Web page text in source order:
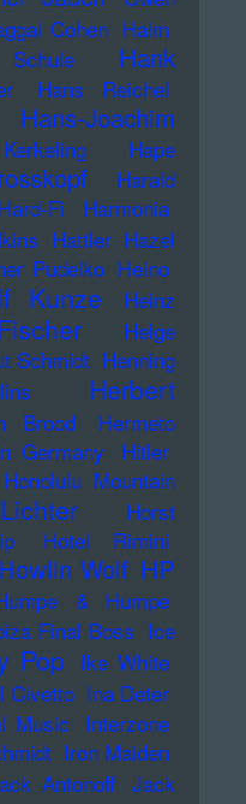
Cohen Haim
Hank
Hans Reichel
Hans-Joachim
Hape
Harald
Hard-Fi Harmonia
Hattler Hazel
Pudelko Heino
Kunze
Heinz
Helge
Schmidt Henning
Herbert
Brood
Hermeto
Germany
Hitler
Honolulu Mountain
Horst
Hotel Rimini
Howlin Wolf HP
& Humpe
Final Boss Ice
Pop
Ike White
Civetto Ina Deter
Music Interzone
Iron Maiden
Antonoff Jack